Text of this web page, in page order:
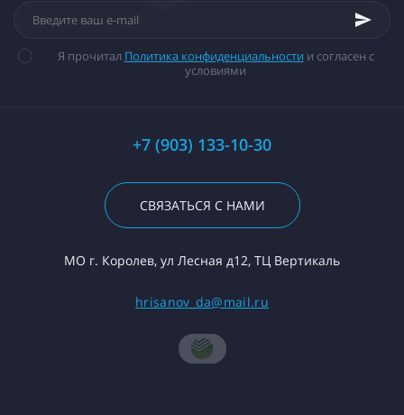
Я прочитал Политика конфиденциальности и согласен с
условиями
+7 (903) 133-10-30
СВЯЗАТЬСЯ С НАМИ
МО г. Королев, ул Лесная д12, ТЦ Вертикаль
hrisanov_da@mail.ru